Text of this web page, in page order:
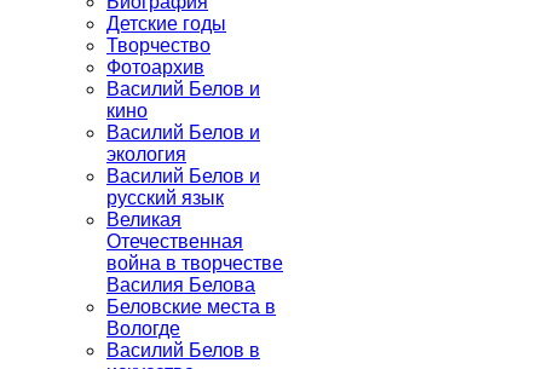
Детские годы
Творчество
Фотоархив
Василий Белов и
кино
Василий Белов и
экология
Василий Белов и
русский язык
Великая
Отечественная
война в творчестве
Василия Белова
Беловские места в
Вологде
Василий Белов в